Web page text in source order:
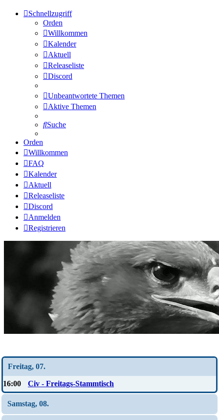
Schnellzugriff
Orden
Willkommen
Kalender
Aktuell
Releaseliste
Discord
Unbeantwortete Themen
Aktive Themen
Suche
Orden
Willkommen
FAQ
Kalender
Aktuell
Releaseliste
Discord
Anmelden
Registrieren
Freitag, 07.
16:00 Civ - Freitags-Stammtisch
Samstag, 08.